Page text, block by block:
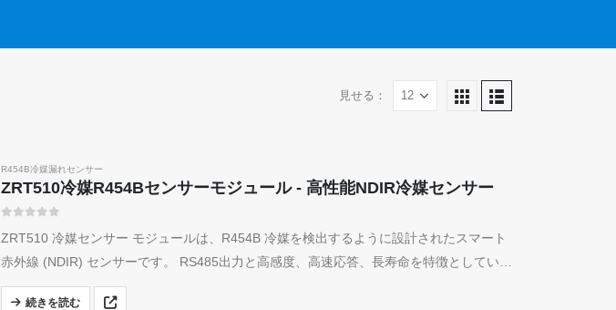
見せる：
R454B冷媒漏れセンサー
ZRT510冷媒R454Bセンサーモジュール - 高性能NDIR冷媒センサー
ZRT510 冷媒センサー モジュールは、R454B 冷媒を検出するように設計されたスマート
赤外線 (NDIR) センサーです。 RS485出力と高感度、高速応答、長寿命を特徴としていま
す。
続きを読む